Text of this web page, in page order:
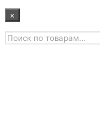
×
Главная
Искать: